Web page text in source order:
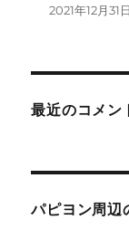
2021年12月31日
最近のコメン
パピヨン周辺